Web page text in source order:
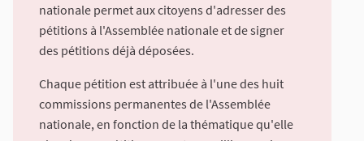
nationale permet aux citoyens d'adresser des
pétitions à l'Assemblée nationale et de signer
des pétitions déjà déposées.
Chaque pétition est attribuée à l'une des huit
commissions permanentes de l'Assemblée
nationale, en fonction de la thématique qu'elle